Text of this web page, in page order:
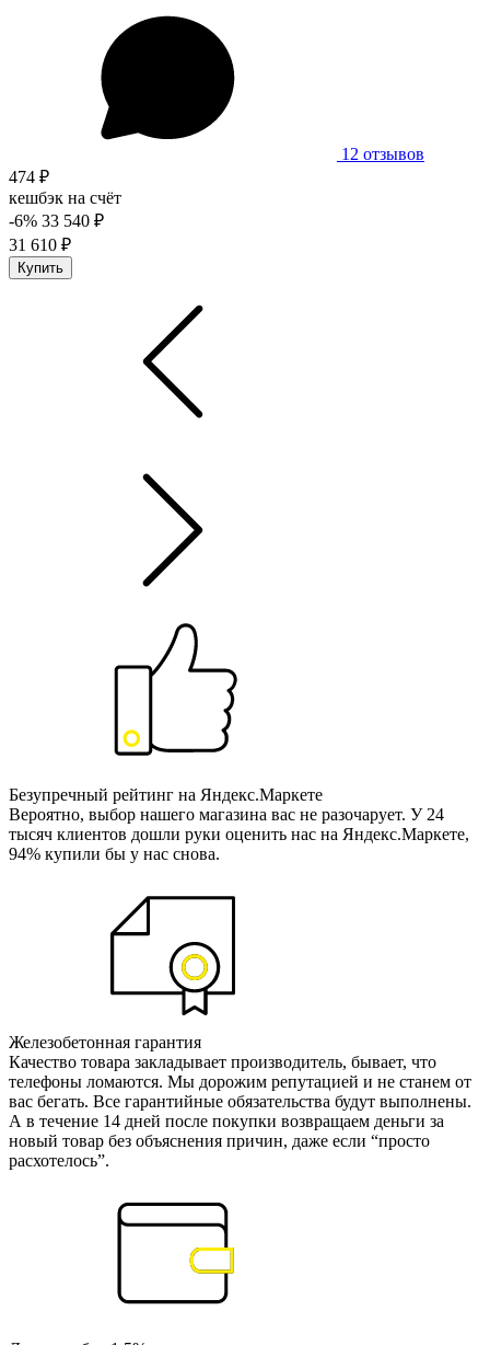
12 отзывов
474 ₽
кешбэк на счёт
-6% 33 540 ₽
31 610 ₽
Купить
Безупречный рейтинг на Яндекс.Маркете
Вероятно, выбор нашего магазина вас не разочарует. У 24
тысяч клиентов дошли руки оценить нас на Яндекс.Маркете,
94% купили бы у нас снова.
Железобетонная гарантия
Качество товара закладывает производитель, бывает, что
телефоны ломаются. Мы дорожим репутацией и не станем от
вас бегать. Все гарантийные обязательства будут выполнены.
А в течение 14 дней после покупки возвращаем деньги за
новый товар без объяснения причин, даже если “просто
расхотелось”.